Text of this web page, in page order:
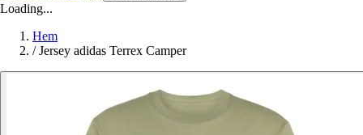
Loading...
Hem
/ Jersey adidas Terrex Camper